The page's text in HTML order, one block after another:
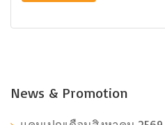
News & Promotion